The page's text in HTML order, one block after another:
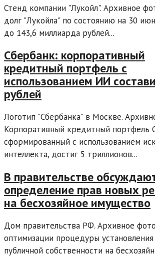
Стенд компании "Лукойл". Архивное
долг "Лукойла" по состоянию на 30
до 143,6 миллиарда рублей...
Сбербанк: корпоративный
кредитный портфель с
использованием ИИ
рублей
Логотип "Сбербанка" в Москве.
Корпоративный кредитный портфель
сформированный с использованием
интеллекта, достиг 5 триллионов...
В правительстве
определение прав новых
на бесхозяйное имущество
Дом правительства РФ. Архивное
оптимизации процедуры
публичной собственности на